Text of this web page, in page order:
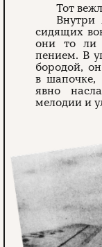
Тот
Внутри
сидящих
они то ли
пением. В
бородой,
в шапочке,
явно
мелодии и